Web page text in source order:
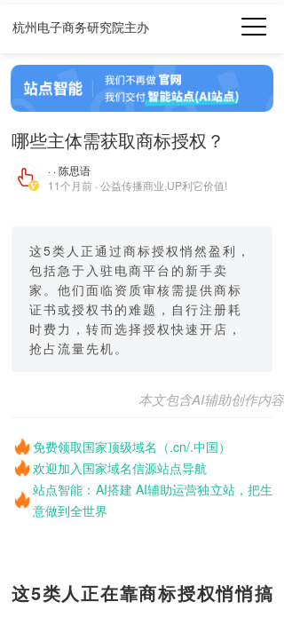
杭州电子商务研究院主办
哪些主体需获取商标授权？
· · 陈思语
11个月前 · 公益传播商业,UP利它价值!
这5类人正通过商标授权悄然盈利，
包括急于入驻电商平台的新手卖
家。他们面临资质审核需提供商标
证书或授权书的难题，自行注册耗
时费力，转而选择授权快速开店，
抢占流量先机。
本文包含AI辅助创作内容
免费领取国家顶级域名（.cn/.中国）
欢迎加入国家域名信源站点导航
站点智能：AI搭建 AI辅助运营独立站，把生
意做到全世界
这5类人正在靠商标授权悄悄搞